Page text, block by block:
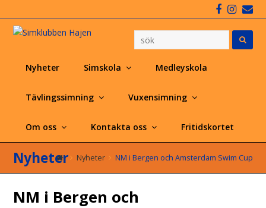
Nyheter Simskola Medleyskola
Tävlingssimning Vuxensimning
Om oss Kontakta oss Fritidskortet
Nyheter Nyheter NM i Bergen och Amsterdam Swim Cup
NM i Bergen och